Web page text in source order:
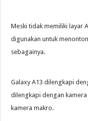
Meski tidak memiliki layar
digunakan untuk
sebagainya.
Galaxy A13 dilengkapi
dilengkapi dengan
kamera makro.